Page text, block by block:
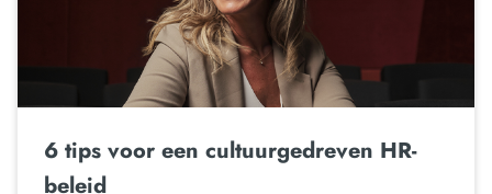
6 tips voor een cultuurgedreven HR-
beleid